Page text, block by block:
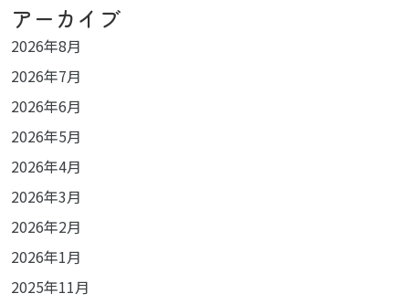
アーカイブ
2026年8月
2026年7月
2026年6月
2026年5月
2026年4月
2026年3月
2026年2月
2026年1月
2025年11月